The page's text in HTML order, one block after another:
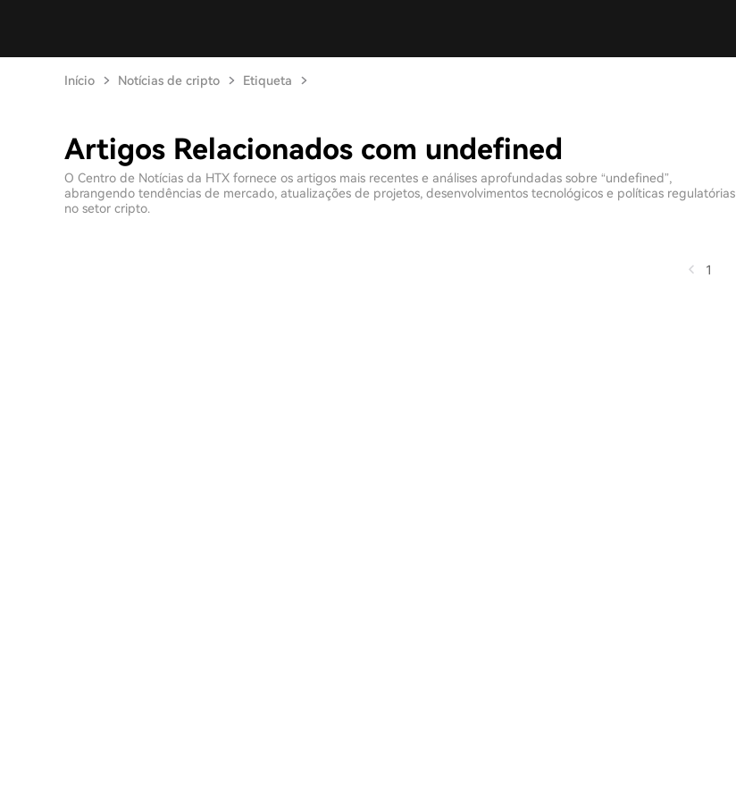
Início Notícias de cripto Etiqueta
Artigos Relacionados com undefined
O Centro de Notícias da HTX fornece os artigos mais recentes e análises aprofundadas sobre “undefined”,
abrangendo tendências de mercado, atualizações de projetos, desenvolvimentos tecnológicos e políticas regulatórias
no setor cripto.
1